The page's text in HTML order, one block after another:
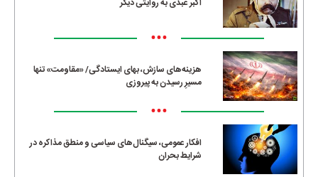
•••
هزینه‌های سازش، بهای ایستادگی/ «مقاومت» تنها
مسیرِ رسیدن به پیروزی
•••
افکار عمومی، سیگنال‌های سیاسی و منطق مذاکره در
شرایط بحران